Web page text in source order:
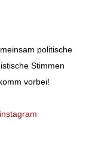
politische
Stimmen
vorbei!
instagram